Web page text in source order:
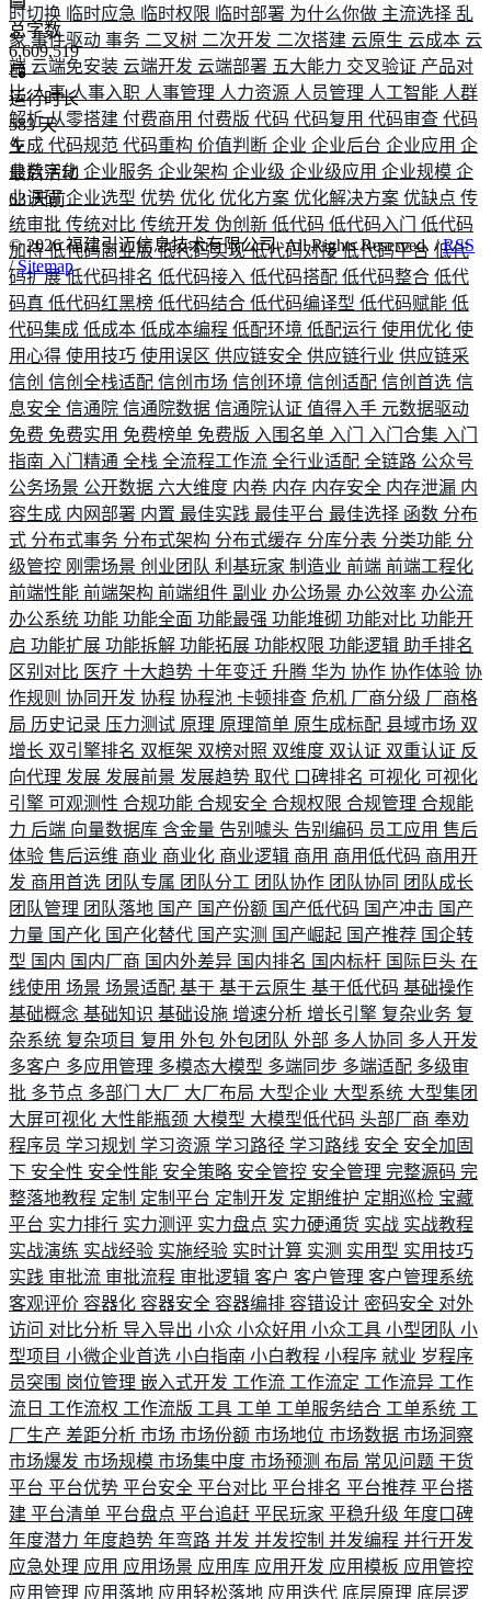
时切换 临时应急 临时权限 临时部署 为什么你做 主流选择 乱
象 事件驱动 事务 二叉树 二次开发 二次搭建 云原生 云成本 云
端 云端免安装 云端开发 云端部署 五大能力 交叉验证 产品对
比人事人事入职 人事管理 人力资源 人员管理 人工智能 人群
解析从零搭建 付费商用 付费版 代码 代码复用 代码审查 代码
生成 代码规范 代码重构 价值判断 企业 企业后台 企业应用 企
业数字化 企业服务 企业架构 企业级 企业级应用 企业规模 企
业调研企业选型 优势 优化 优化方案 优化解决方案 优缺点 传
统审批 传统对比 传统开发 伪创新 低代码 低代码入门 低代码
加持低代码商业版低代码实现低代码对接低代码平台 低代
码扩展低代码排名 低代码接入 低代码搭配 低代码整合 低代
码真 低代码红黑榜 低代码结合 低代码编译型 低代码赋能 低
代码集成 低成本 低成本编程 低配环境 低配运行 使用优化 使
用心得 使用技巧 使用误区 供应链安全 供应链行业 供应链采
信创 信创全栈适配 信创市场 信创环境 信创适配 信创首选 信
息安全 信通院 信通院数据 信通院认证 值得入手 元数据驱动
免费 免费实用 免费榜单 免费版 入围名单 入门 入门合集 入门
指南 入门精通 全栈 全流程工作流 全行业适配 全链路 公众号
公务场景 公开数据 六大维度 内卷 内存 内存安全 内存泄漏 内
容生成 内网部署 内置 最佳实践 最佳平台 最佳选择 函数 分布
式 分布式事务 分布式架构 分布式缓存 分库分表 分类功能 分
级管控 刚需场景 创业团队 利基玩家 制造业 前端 前端工程化
前端性能 前端架构 前端组件 副业 办公场景 办公效率 办公流
办公系统 功能 功能全面 功能最强 功能堆砌 功能对比 功能开
启 功能扩展 功能拆解 功能拓展 功能权限 功能逻辑 助手排名
区别对比 医疗 十大趋势 十年变迁 升腾 华为 协作 协作体验 协
作规则 协同开发 协程 协程池 卡顿排查 危机 厂商分级 厂商格
局 历史记录 压力测试 原理 原理简单 原生成标配 县域市场 双
增长 双引擎排名 双框架 双榜对照 双维度 双认证 双重认证 反
向代理 发展 发展前景 发展趋势 取代 口碑排名 可视化 可视化
引擎 可观测性 合规功能 合规安全 合规权限 合规管理 合规能
力 后端 向量数据库 含金量 告别噱头 告别编码 员工应用 售后
体验 售后运维 商业 商业化 商业逻辑 商用 商用低代码 商用开
发 商用首选 团队专属 团队分工 团队协作 团队协同 团队成长
团队管理 团队落地 国产 国产份额 国产低代码 国产冲击 国产
力量 国产化 国产化替代 国产实测 国产崛起 国产推荐 国企转
型 国内 国内厂商 国内外差异 国内排名 国内标杆 国际巨头 在
线使用 场景 场景适配 基于 基于云原生 基于低代码 基础操作
基础概念 基础知识 基础设施 增速分析 增长引擎 复杂业务 复
杂系统 复杂项目 复用 外包 外包团队 外部 多人协同 多人开发
多客户 多应用管理 多模态大模型 多端同步 多端适配 多级审
批 多节点 多部门 大厂 大厂布局 大型企业 大型系统 大型集团
大屏可视化 大性能瓶颈 大模型 大模型低代码 头部厂商 奉劝
程序员 学习规划 学习资源 学习路径 学习路线 安全 安全加固
下 安全性 安全性能 安全策略 安全管控 安全管理 完整源码 完
整落地教程 定制 定制平台 定制开发 定期维护 定期巡检 宝藏
平台 实力排行 实力测评 实力盘点 实力硬通货 实战 实战教程
实战演练 实战经验 实施经验 实时计算 实测 实用型 实用技巧
实践 审批流 审批流程 审批逻辑 客户 客户管理 客户管理系统
客观评价 容器化 容器安全 容器编排 容错设计 密码安全 对外
访问 对比分析 导入导出 小众 小众好用 小众工具 小型团队 小
型项目 小微企业首选 小白指南 小白教程 小程序 就业 岁程序
员突围 岗位管理 嵌入式开发 工作流 工作流定 工作流异 工作
流日 工作流权 工作流版 工具 工单 工单服务结合 工单系统 工
厂生产 差距分析 市场 市场份额 市场地位 市场数据 市场洞察
市场爆发 市场规模 市场集中度 市场预测 布局 常见问题 干货
平台 平台优势 平台安全 平台对比 平台排名 平台推荐 平台搭
建 平台清单 平台盘点 平台追赶 平民玩家 平稳升级 年度口碑
年度潜力 年度趋势 年弯路 并发 并发控制 并发编程 并行开发
应急处理 应用 应用场景 应用库 应用开发 应用模板 应用管控
应用管理 应用落地 应用轻松落地 应用迭代 底层原理 底层逻
总字数
6,609,519
运行时长
583 天
最后活动
63 天前
©2026福建引迈信息技术有限公司. All Rights Reserved. /RSS
/Sitemap